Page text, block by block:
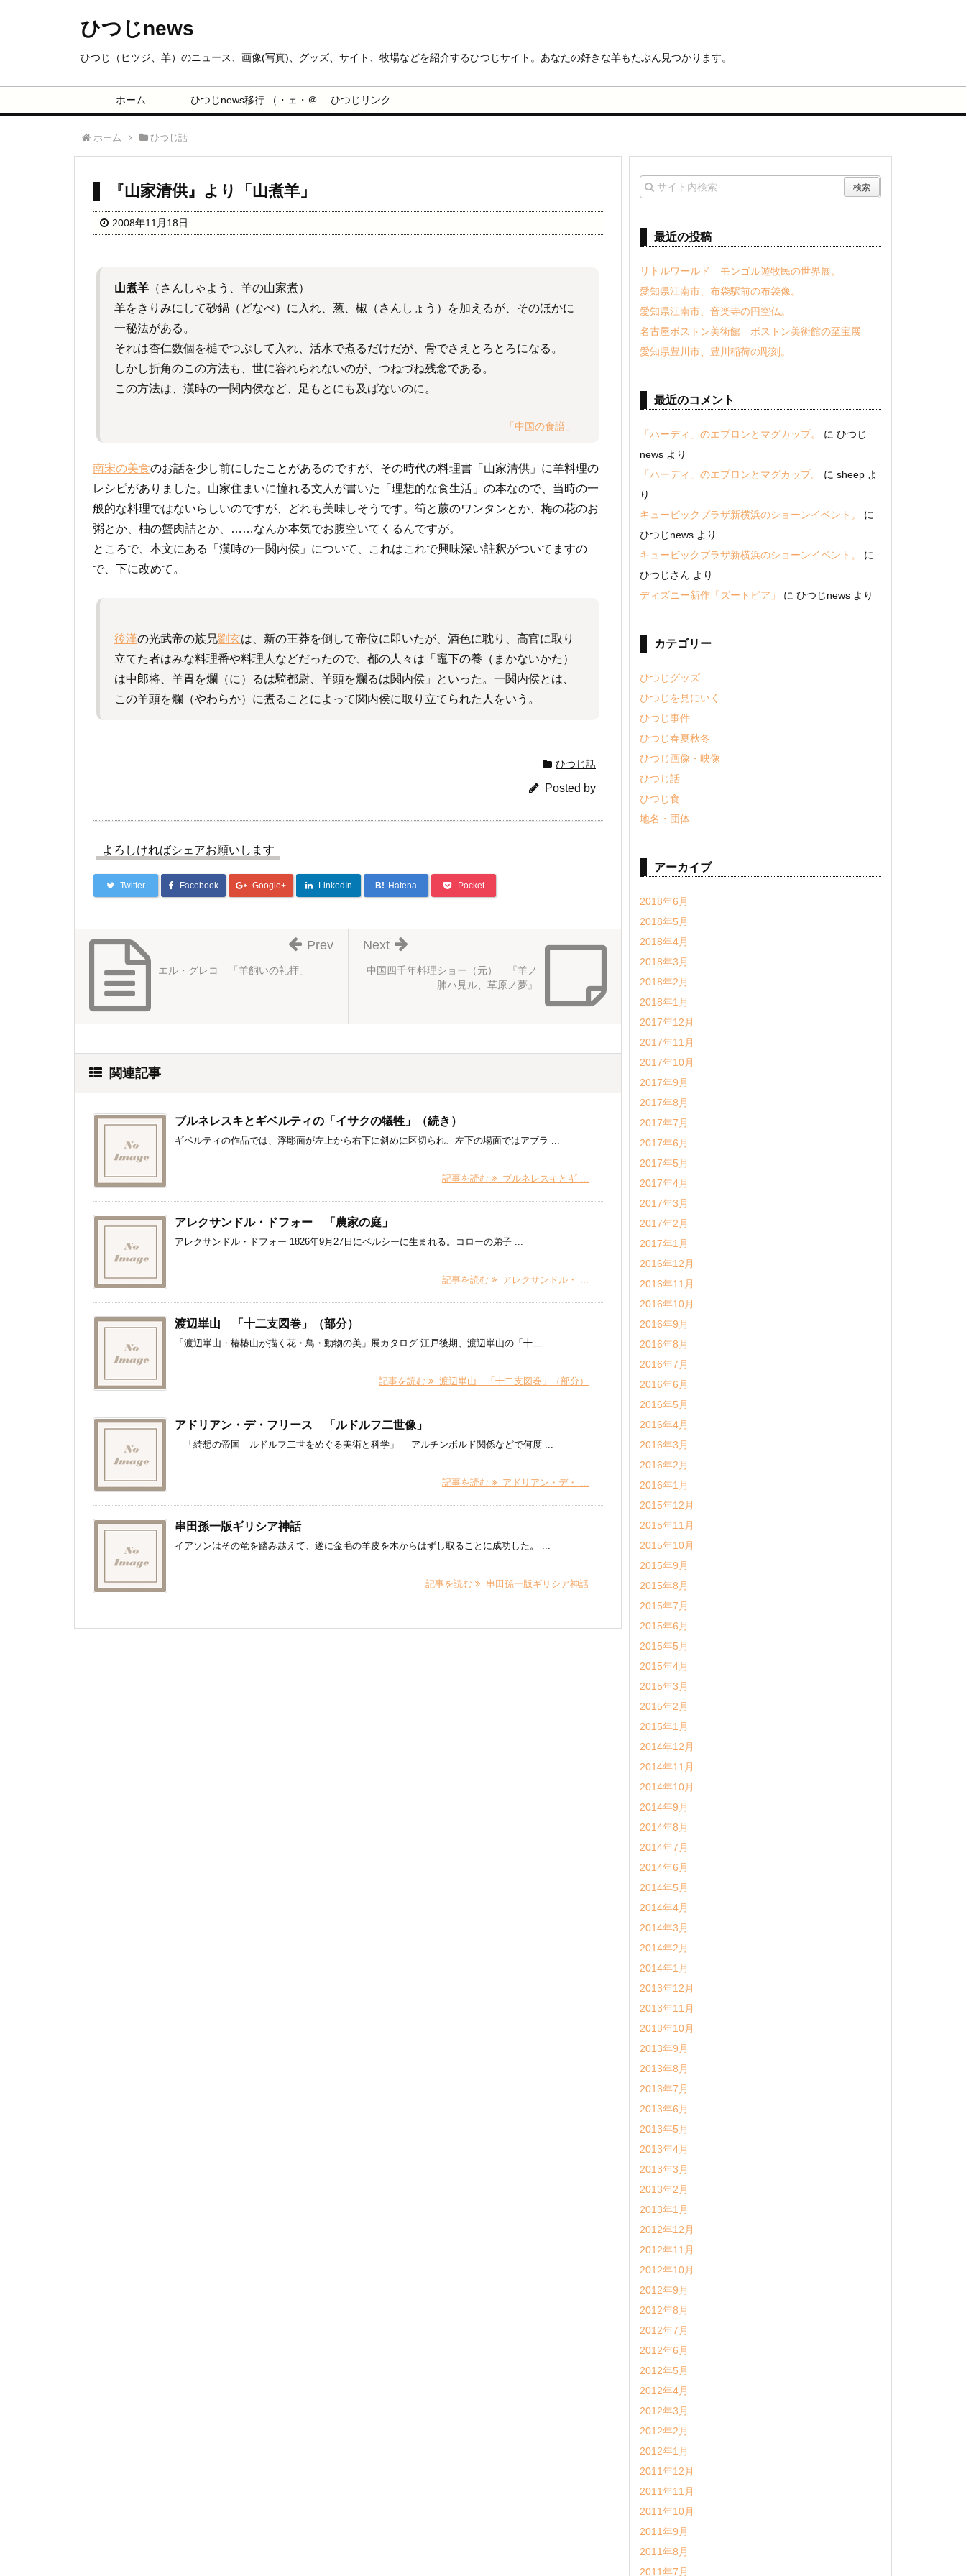
ひつじnews
ひつじ（ヒツジ、羊）のニュース、画像(写真)、グッズ、サイト、牧場などを紹介するひつじサイト。あなたの好きな羊もたぶん見つかります。
ホーム ひつじnews移行 （・ェ・＠ ひつじリンク
ホーム ひつじ話
『山家清供』より「山煮羊」
2008年11月18日
山煮羊 （さんしゃよう、羊の山家煮）
羊をきりみにして砂鍋（どなべ）に入れ、葱、椒（さんしょう）を加えるが、そのほかに
一秘法がある。
それは杏仁数個を槌でつぶして入れ、活水で煮るだけだが、骨でさえとろとろになる。
しかし折角のこの方法も、世に容れられないのが、つねづね残念である。
この方法は、漢時の一関内侯など、足もとにも及ばないのに。
「中国の食譜」
南宋の美食のお話を少し前にしたことがあるのですが、その時代の料理書「山家清供」に羊料理の
レシピがありました。山家住まいに憧れる文人が書いた「理想的な食生活」の本なので、当時の一
般的な料理ではないらしいのですが、どれも美味しそうです。筍と蕨のワンタンとか、梅の花のお
粥とか、柚の蟹肉詰とか、……なんか本気でお腹空いてくるんですが。
ところで、本文にある「漢時の一関内侯」について、これはこれで興味深い註釈がついてますの
で、下に改めて。
後漢の光武帝の族兄劉玄は、新の王莽を倒して帝位に即いたが、酒色に耽り、高官に取り
立てた者はみな料理番や料理人などだったので、都の人々は「竈下の養（まかないかた）
は中郎将、羊胃を爛（に）るは騎都尉、羊頭を爛るは関内侯」といった。一関内侯とは、
この羊頭を爛（やわらか）に煮ることによって関内侯に取り立てられた人をいう。
ひつじ話
Posted by
よろしければシェアお願いします
Twitter Facebook Google+ LinkedIn B! Hatena Pocket
中国四千年料理ショー（元） 『羊ノ
肺ハ見ル、草原ノ夢』
Next
エル・グレコ 「羊飼いの礼拝」
Prev
関連記事
ブルネレスキとギベルティの「イサクの犠牲」（続き）
ギベルティの作品では、浮彫面が左上から右下に斜めに区切られ、左下の場面ではアブラ ...
記事を読む ブルネレスキとギ ...
アレクサンドル・ドフォー 「農家の庭」
アレクサンドル・ドフォー 1826年9月27日にベルシーに生まれる。コローの弟子 ...
記事を読む アレクサンドル・ ...
渡辺崋山 「十二支図巻」（部分）
「渡辺崋山・椿椿山が描く花・鳥・動物の美」展カタログ 江戸後期、渡辺崋山の「十二 ...
記事を読む 渡辺崋山 「十二支図巻」（部分）
アドリアン・デ・フリース 「ルドルフ二世像」
「綺想の帝国―ルドルフ二世をめぐる美術と科学」 アルチンボルド関係などで何度 ...
記事を読む アドリアン・デ・ ...
串田孫一版ギリシア神話
イアソンはその竜を踏み越えて、遂に金毛の羊皮を木からはずし取ることに成功した。 ...
記事を読む 串田孫一版ギリシア神話
最近の投稿
リトルワールド モンゴル遊牧民の世界展。
愛知県江南市、布袋駅前の布袋像。
愛知県江南市、音楽寺の円空仏。
名古屋ボストン美術館 ボストン美術館の至宝展
愛知県豊川市、豊川稲荷の彫刻。
最近のコメント
「ハーディ」のエプロンとマグカップ。 に ひつじ
news より
「ハーディ」のエプロンとマグカップ。
に sheep よ
り
キュービックプラザ新横浜のショーンイベント。
に
ひつじnews より
キュービックプラザ新横浜のショーンイベント。
に
ひつじさん より
ディズニー新作「ズートピア」
に ひつじnews より
カテゴリー
ひつじグッズ
ひつじを見にいく
ひつじ事件
ひつじ春夏秋冬
ひつじ画像・映像
ひつじ話
ひつじ食
地名・団体
アーカイブ
2018年6月
2018年5月
2018年4月
2018年3月
2018年2月
2018年1月
2017年12月
2017年11月
2017年10月
2017年9月
2017年8月
2017年7月
2017年6月
2017年5月
2017年4月
2017年3月
2017年2月
2017年1月
2016年12月
2016年11月
2016年10月
2016年9月
2016年8月
2016年7月
2016年6月
2016年5月
2016年4月
2016年3月
2016年2月
2016年1月
2015年12月
2015年11月
2015年10月
2015年9月
2015年8月
2015年7月
2015年6月
2015年5月
2015年4月
2015年3月
2015年2月
2015年1月
2014年12月
2014年11月
2014年10月
2014年9月
2014年8月
2014年7月
2014年6月
2014年5月
2014年4月
2014年3月
2014年2月
2014年1月
2013年12月
2013年11月
2013年10月
2013年9月
2013年8月
2013年7月
2013年6月
2013年5月
2013年4月
2013年3月
2013年2月
2013年1月
2012年12月
2012年11月
2012年10月
2012年9月
2012年8月
2012年7月
2012年6月
2012年5月
2012年4月
2012年3月
2012年2月
2012年1月
2011年12月
2011年11月
2011年10月
2011年9月
2011年8月
2011年7月